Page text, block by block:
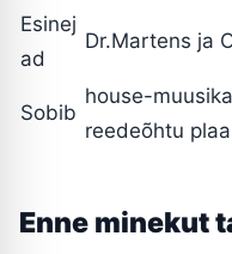
Esinej
ad
Dr.Martens ja
Sobib
house-
reedeõhtu
Enne minekut